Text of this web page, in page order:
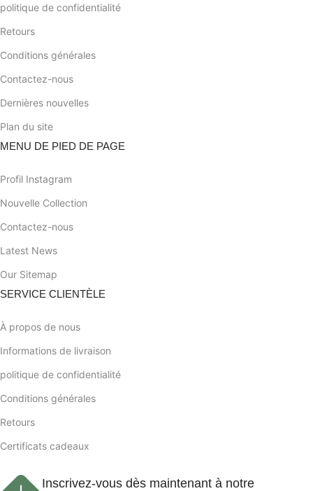
politique de confidentialité
Retours
Conditions générales
Contactez-nous
Dernières nouvelles
Plan du site
MENU DE PIED DE PAGE
Profil Instagram
Nouvelle Collection
Contactez-nous
Latest News
Our Sitemap
SERVICE CLIENTÈLE
À propos de nous
Informations de livraison
politique de confidentialité
Conditions générales
Retours
Certificats cadeaux
Inscrivez-vous dès maintenant à notre